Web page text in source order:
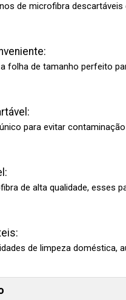
de microfibra
folha de tamanho perfeito
para evitar
de alta qualidade, esses
de limpeza doméstica,